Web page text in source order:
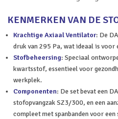
KENMERKEN VAN DE
Krachtige Axiaal Ventilator: De
druk van 295 Pa, wat ideaal is
Stofbeheersing: Speciaal
kwartsstof, essentieel voor
werkplek.
Componenten: De set bevat een
stofopvangzak SZ3/300, en een
compleet met spanbanden voor een